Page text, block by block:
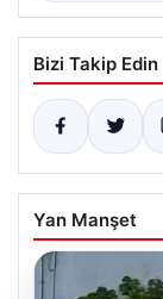
Bizi Takip Edin
Yan Manşet